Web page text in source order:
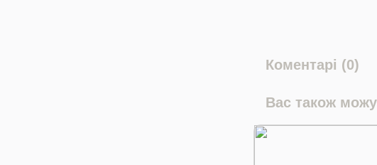
Коментарі (0)
Вас також